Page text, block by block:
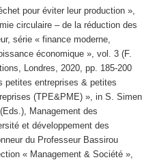
pour éviter leur production »,
circulaire – de la réduction des
série « finance moderne,
économique », vol. 3 (F.
Londres, 2020, pp. 185-200
petites entreprises & petites
(TPE&PME) », in S. Simen
Management des
et développement des
du Professeur Bassirou
« Management & Société »,